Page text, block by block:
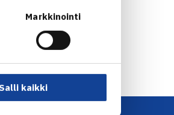
Markkinointi
Salli kaikki
Summer Cups… →